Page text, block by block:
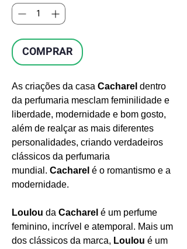
COMPRAR
As criações da casa Cacharel dentro
da perfumaria mesclam feminilidade e
liberdade, modernidade e bom gosto,
além de realçar as mais diferentes
personalidades, criando verdadeiros
clássicos da perfumaria
mundial. Cacharel é o romantismo e a
modernidade.
Loulou da Cacharel é um perfume
feminino, incrível e atemporal. Mais um
dos clássicos da marca, Loulou é um